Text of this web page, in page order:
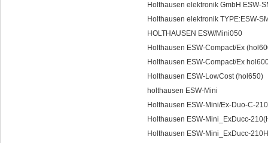
Holthausen elektronik GmbH ESW-
Holthausen elektronik TYPE:ESW-
HOLTHAUSEN ESW/Mini050
Holthausen ESW-Compact/Ex
Holthausen ESW-Compact/Ex
Holthausen ESW-LowCost (hol650)
holthausen ESW-Mini
Holthausen ESW-Mini/Ex-Duo-C-210
Holthausen ESW-Mini_ExDucc-
Holthausen ESW-Mini_ExDucc-